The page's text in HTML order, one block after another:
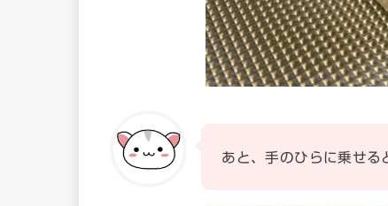
あと、手のひらに乗せる